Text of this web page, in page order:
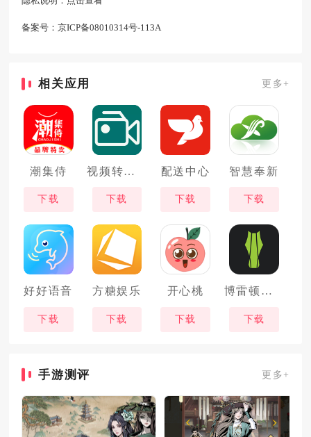
备案号：京ICP备08010314号-113A
相关应用 更多+
潮集侍
下载
视频转换加
下载
配送中心
下载
智慧奉新
下载
好好语音
下载
方糖娱乐
下载
开心桃
下载
博雷顿智慧物联
下载
手游测评 更多+